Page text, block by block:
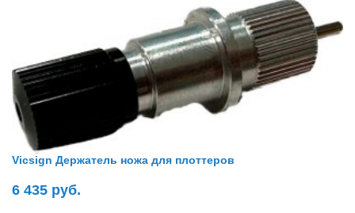
Vicsign Держатель ножа для плоттеров
6 435 руб.